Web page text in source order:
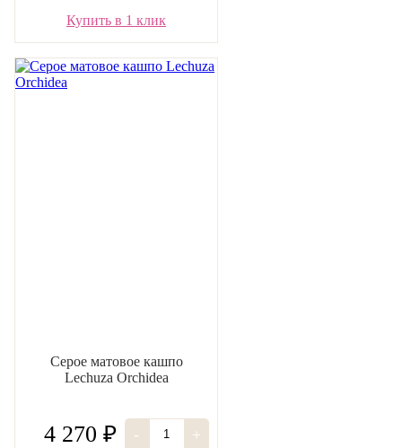
Купить в 1 клик
Серое матовое кашпо
Lechuza Orchidea
4 270 ₽ - +